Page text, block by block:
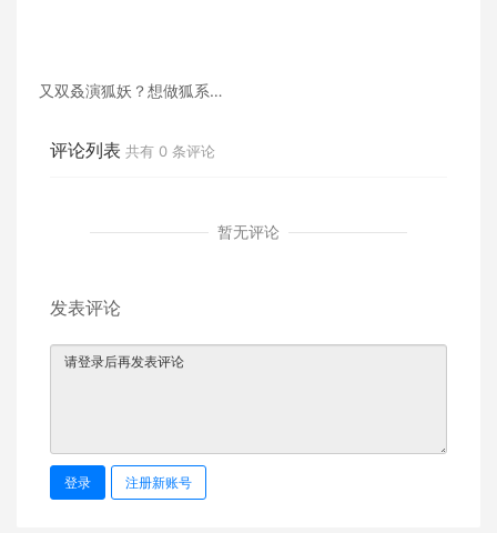
又双叒演狐妖？想做狐系美
评论列表 共有 0 条评论
暂无评论
发表评论
登录 注册新账号